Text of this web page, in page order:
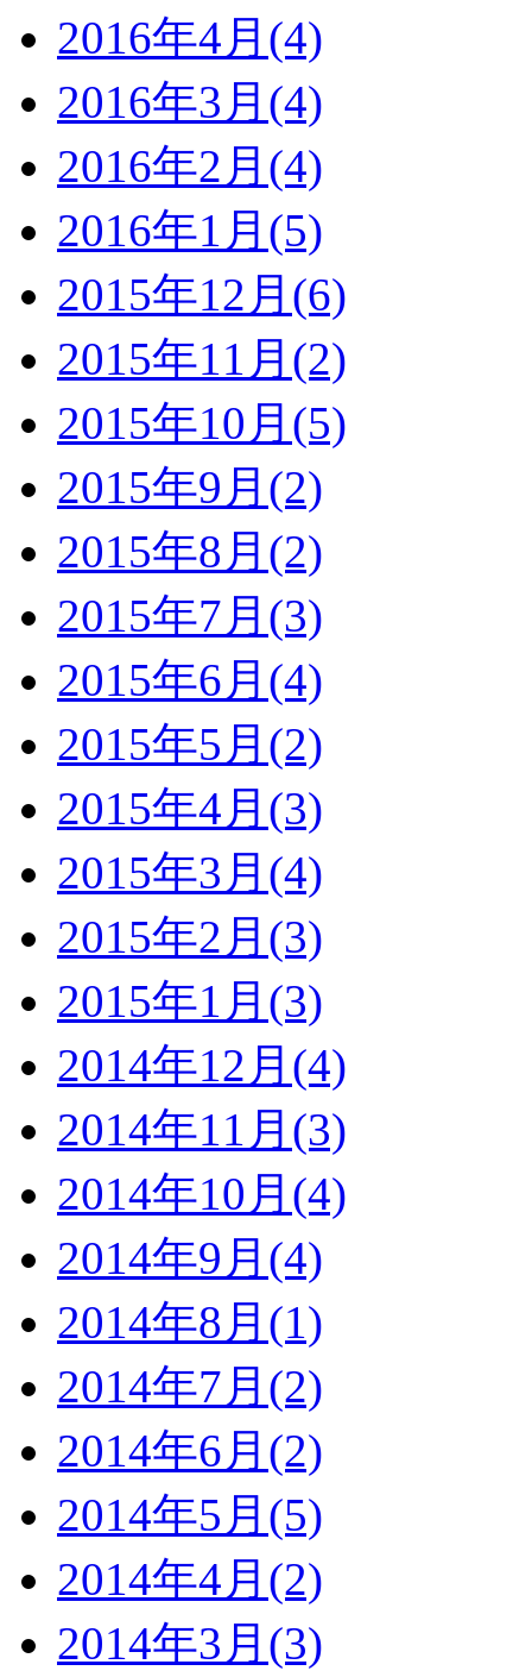
2016年4月(4)
2016年3月(4)
2016年2月(4)
2016年1月(5)
2015年12月(6)
2015年11月(2)
2015年10月(5)
2015年9月(2)
2015年8月(2)
2015年7月(3)
2015年6月(4)
2015年5月(2)
2015年4月(3)
2015年3月(4)
2015年2月(3)
2015年1月(3)
2014年12月(4)
2014年11月(3)
2014年10月(4)
2014年9月(4)
2014年8月(1)
2014年7月(2)
2014年6月(2)
2014年5月(5)
2014年4月(2)
2014年3月(3)